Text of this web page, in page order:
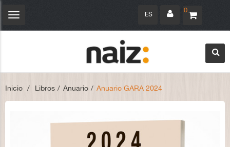
0
ES
Navegación
Inicio > Libros > Anuario > Anuario GARA 2024